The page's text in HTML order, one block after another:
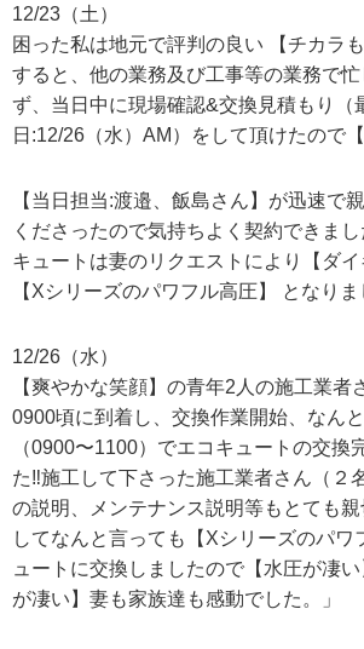
12/23（土）
困った私は地元で評判の良い 【チカラ
すると、他の業務及び工事等の業務で
ず、当日中に現場確認&交換見積もり（
日:12/26（水）AM）をして頂けたので
【当日担当:渡邉、飯島さん】が迅速で
くださったので気持ちよく契約できま
キュートは妻のリクエストにより【ダ
【Xシリーズのパワフル高圧】 となりま
12/26（水）
【爽やかな笑顔】の青年2人の施工業者
0900頃に到着し、交換作業開始、なん
（0900〜1100）でエコキュートの交換
た‼️施工して下さった施工業者さん（２
の説明、メンテナンス説明等もとても
してなんと言っても【Xシリーズのパワ
ュートに交換しましたので【水圧が凄
が凄い】妻も家族達も感動でした。」